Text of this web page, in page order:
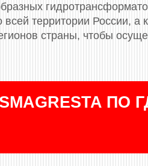
территории России,
страны, чтобы
ПО